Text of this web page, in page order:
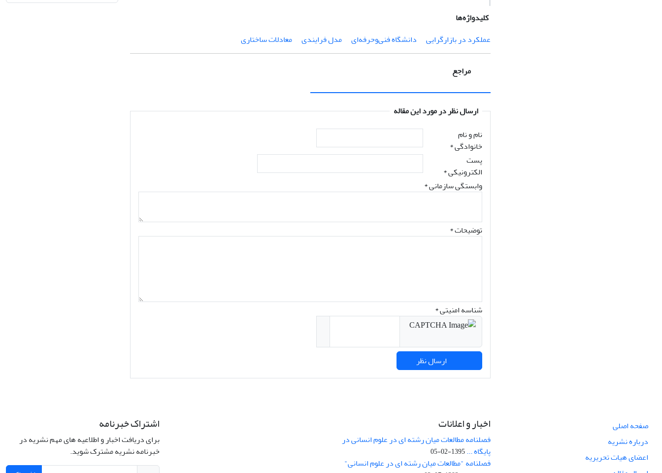
کلیدواژه‌ها
عملکرد در بازارگرایی
دانشگاه فنی‌و‌حرفه‌ای مدل فرایندی معادلات ساختاری
مراجع
ارسال نظر در مورد این مقاله
نام و نام
خانوادگی*
پست
الکترونیکی*
وابستگی سازمانی *
توضیحات *
شناسه امنیتی *
صفحه اصلی
درباره نشریه
اعضای هیات تحریریه
اخبار و اعلانات
فصلنامه مطالعات میان رشته ای در علوم انسانی در
پایگاه ...1395-02-05
فصلنامه "مطالعات میان رشته ای در علوم انسانی"
اشتراک خبرنامه
برای دریافت اخبار و اطلاعیه های مهم نشریه در
خبرنامه نشریه مشترک شوید.